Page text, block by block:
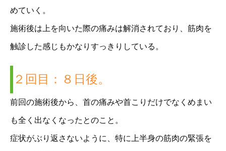
めていく。
施術後は上を向いた際の痛みは解消されており、筋肉を
触診した感じもかなりすっきりしている。
２回目：８日後。
前回の施術後から、首の痛みや首こりだけでなくめまい
も全く出なくなったとのこと。
症状がぶり返さないように、特に上半身の筋肉の緊張を